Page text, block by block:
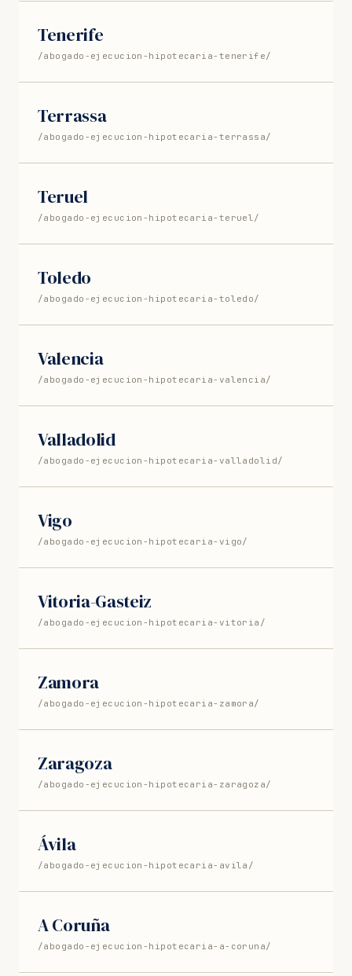
Tenerife
/abogado-ejecucion-hipotecaria-tenerife/
Terrassa
/abogado-ejecucion-hipotecaria-terrassa/
Teruel
/abogado-ejecucion-hipotecaria-teruel/
Toledo
/abogado-ejecucion-hipotecaria-toledo/
Valencia
/abogado-ejecucion-hipotecaria-valencia/
Valladolid
/abogado-ejecucion-hipotecaria-valladolid/
Vigo
/abogado-ejecucion-hipotecaria-vigo/
Vitoria-Gasteiz
/abogado-ejecucion-hipotecaria-vitoria/
Zamora
/abogado-ejecucion-hipotecaria-zamora/
Zaragoza
/abogado-ejecucion-hipotecaria-zaragoza/
Ávila
/abogado-ejecucion-hipotecaria-avila/
A Coruña
/abogado-ejecucion-hipotecaria-a-coruna/